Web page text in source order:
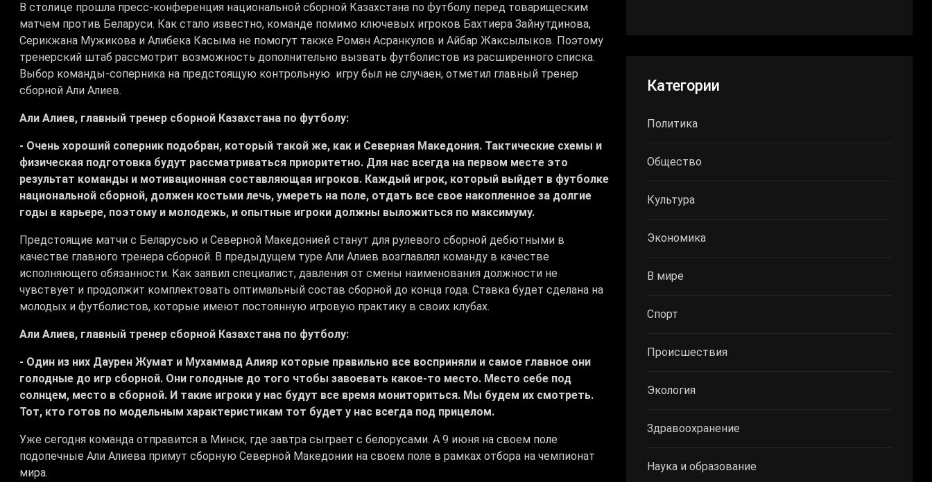
В столице прошла пресс-конференция национальной сборной Казахстана по футболу перед товарищеским
матчем против Беларуси. Как стало известно, команде помимо ключевых игроков Бахтиера Зайнутдинова,
Серикжана Мужикова и Алибека Касыма не помогут также Роман Асранкулов и Айбар Жаксылыков. Поэтому
тренерский штаб рассмотрит возможность дополнительно вызвать футболистов из расширенного списка.
Выбор команды-соперника на предстоящую контрольную игру был не случаен, отметил главный тренер
сборной Али Алиев.
Али Алиев, главный тренер сборной Казахстана по футболу:
- Очень хороший соперник подобран, который такой же, как и Северная Македония. Тактические схемы и
физическая подготовка будут рассматриваться приоритетно. Для нас всегда на первом месте это
результат команды и мотивационная составляющая игроков. Каждый игрок, который выйдет в футболке
национальной сборной, должен костьми лечь, умереть на поле, отдать все свое накопленное за долгие
годы в карьере, поэтому и молодежь, и опытные игроки должны выложиться по максимуму.
Предстоящие матчи с Беларусью и Северной Македонией станут для рулевого сборной дебютными в
качестве главного тренера сборной. В предыдущем туре Али Алиев возглавлял команду в качестве
исполняющего обязанности. Как заявил специалист, давления от смены наименования должности не
чувствует и продолжит комплектовать оптимальный состав сборной до конца года. Ставка будет сделана на
молодых и футболистов, которые имеют постоянную игровую практику в своих клубах.
Али Алиев, главный тренер сборной Казахстана по футболу:
- Один из них Даурен Жумат и Мухаммад Алияр которые правильно все восприняли и самое главное они
голодные до игр сборной. Они голодные до того чтобы завоевать какое-то место. Место себе под
солнцем, место в сборной. И такие игроки у нас будут все время мониториться. Мы будем их смотреть.
Тот, кто готов по модельным характеристикам тот будет у нас всегда под прицелом.
Уже сегодня команда отправится в Минск, где завтра сыграет с белорусами. А 9 июня на своем поле
подопечные Али Алиева примут сборную Северной Македонии на своем поле в рамках отбора на чемпионат
мира.
Категории
Политика
Общество
Культура
Экономика
В мире
Спорт
Происшествия
Экология
Здравоохранение
Наука и образование